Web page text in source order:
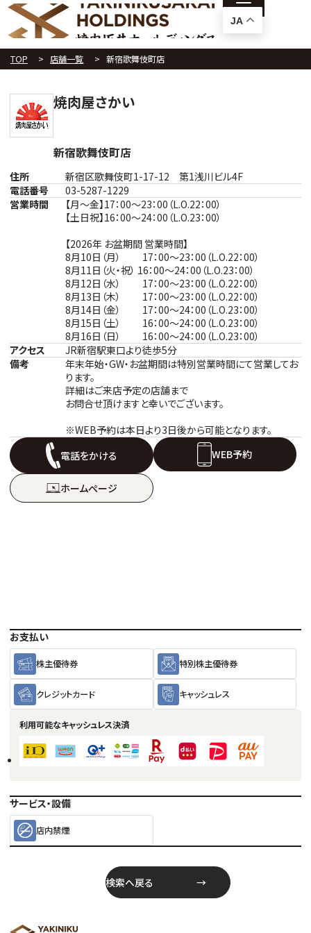
TOP 店舗一覧 新宿歌舞伎町店
焼肉屋さかい
新宿歌舞伎町店
住所
新宿区歌舞伎町1-17-12 第1浅川ビル4F
電話番号
03-5287-1229
営業時間
【月～金】17：00～23：00（L.O.22：00）
【土日祝】16：00～24：00（L.O.23：00）
【2026年 お盆期間 営業時間】
8月10日（月） 17：00～23：00（L.O.22：00）
8月11日（火・祝） 16：00～24：00（L.O.23：00）
8月12日（水） 17：00～23：00（L.O.22：00）
8月13日（木） 17：00～23：00（L.O.22：00）
8月14日（金） 17：00～24：00（L.O.23：00）
8月15日（土） 16：00～24：00（L.O.23：00）
8月16日（日） 16：00～24：00（L.O.23：00）
アクセス
JR新宿駅東口より徒歩5分
備考
年末年始・GW・お盆期間は特別営業時間にて営業してお
ります。
詳細はご来店予定の店舗まで
お問合せ頂けますと幸いでございます。
※WEB予約は本日より3日後から可能となります。
電話をかける
WEB予約
ホームぺージ
お支払い
株主優待券 特別株主優待券
クレジットカード キャッシュレス
利用可能なキャッシュレス決済
サービス・設備
店内禁煙
検索へ戻る
JA